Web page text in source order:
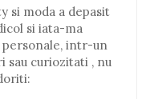
si moda a depasit
si iata-ma
intr-un
sau curiozitati , nu